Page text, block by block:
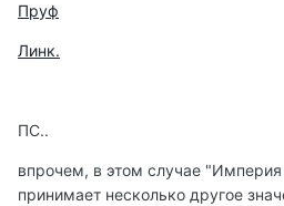
Пруф
Линк.
ПС..
впрочем, в этом случае "Империя
принимает несколько другое